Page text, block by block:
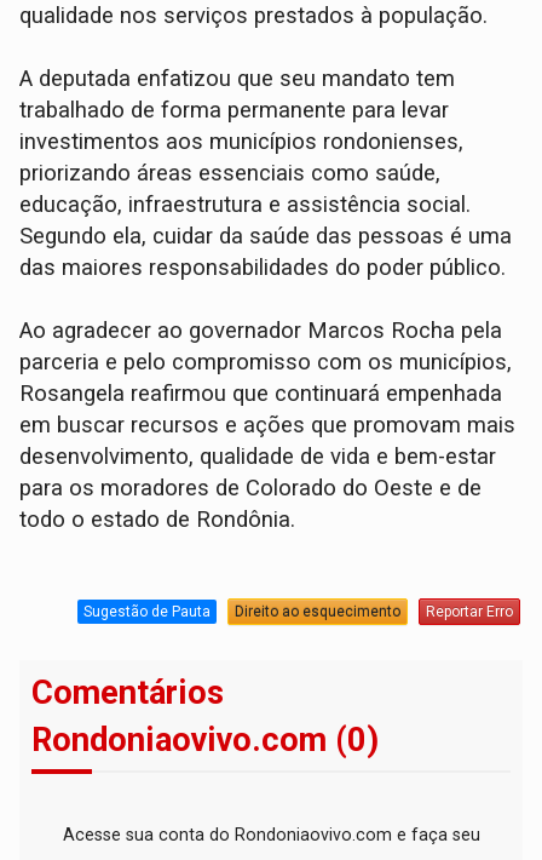
qualidade nos serviços prestados à população.
A deputada enfatizou que seu mandato tem
trabalhado de forma permanente para levar
investimentos aos municípios rondonienses,
priorizando áreas essenciais como saúde,
educação, infraestrutura e assistência social.
Segundo ela, cuidar da saúde das pessoas é uma
das maiores responsabilidades do poder público.
Ao agradecer ao governador Marcos Rocha pela
parceria e pelo compromisso com os municípios,
Rosangela reafirmou que continuará empenhada
em buscar recursos e ações que promovam mais
desenvolvimento, qualidade de vida e bem-estar
para os moradores de Colorado do Oeste e de
todo o estado de Rondônia.
Sugestão de Pauta Direito ao esquecimento Reportar Erro
Comentários
Rondoniaovivo.com (0)
Acesse sua conta do Rondoniaovivo.com e faça seu